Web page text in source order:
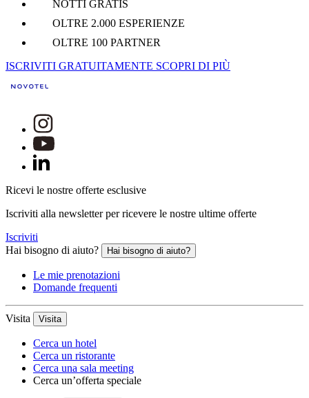
NOTTI GRATIS
OLTRE 2.000 ESPERIENZE
OLTRE 100 PARTNER
ISCRIVITI GRATUITAMENTE SCOPRI DI PIÙ
Ricevi le nostre offerte esclusive
Iscriviti alla newsletter per ricevere le nostre ultime offerte
Iscriviti
Hai bisogno di aiuto?
Hai bisogno di aiuto?
Le mie prenotazioni
Domande frequenti
Visita Visita
Cerca un hotel
Cerca un ristorante
Cerca una sala meeting
Cerca un’offerta speciale